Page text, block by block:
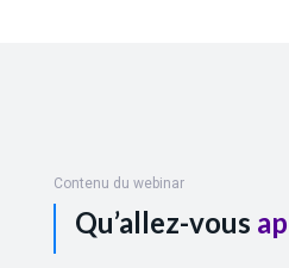
Contenu du webinar
Qu’allez-vous